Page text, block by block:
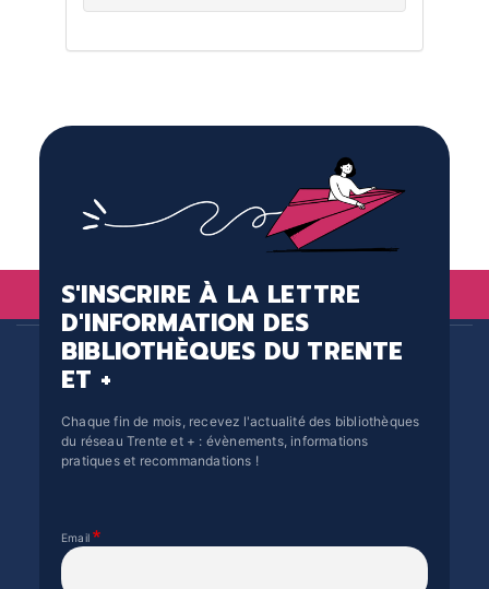
S'INSCRIRE À LA LETTRE
D'INFORMATION DES
BIBLIOTHÈQUES DU TRENTE
ET +
Chaque fin de mois, recevez l'actualité des bibliothèques
du réseau Trente et + : évènements, informations
pratiques et recommandations !
Email